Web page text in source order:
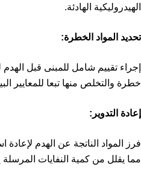
الهيدروليكية الهادئة.
تحديد المواد الخطرة:
إجراء تقييم شامل للمبنى قبل
خطرة والتخلص منها تبعا للمعايير
إعادة التدوير:
فرز المواد الناتجة عن الهدم لإعادة
مما يقلل من كمية النفايات المرسلة